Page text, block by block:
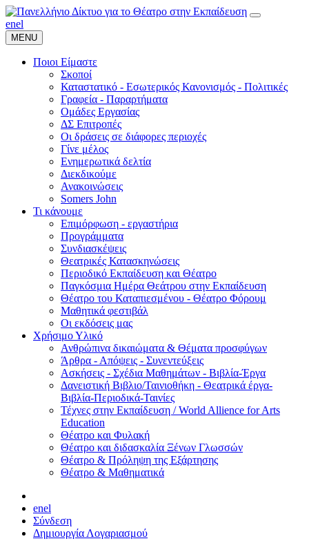
enel
MENU
Ποιοι Είμαστε
Σκοποί
Καταστατικό - Εσωτερικός Κανονισμός - Πολιτικές
Γραφεία - Παραρτήματα
Ομάδες Εργασίας
ΔΣ Επιτροπές
Οι δράσεις σε διάφορες περιοχές
Γίνε μέλος
Ενημερωτικά δελτία
Διεκδικούμε
Ανακοινώσεις
Somers John
Τι κάνουμε
Επιμόρφωση - εργαστήρια
Προγράμματα
Συνδιασκέψεις
Θεατρικές Κατασκηνώσεις
Περιοδικό Εκπαίδευση και Θέατρο
Παγκόσμια Ημέρα Θεάτρου στην Εκπαίδευση
Θέατρο του Καταπιεσμένου - Θέατρο Φόρουμ
Μαθητικά φεστιβάλ
Οι εκδόσεις μας
Χρήσιμο Υλικό
Ανθρώπινα δικαιώματα & Θέματα προσφύγων
Άρθρα - Απόψεις - Συνεντεύξεις
Ασκήσεις - Σχέδια Μαθημάτων - Βιβλία-Έργα
Δανειστική Βιβλιο/Ταινιοθήκη - Θεατρικά έργα-
Βιβλία-Περιοδικά-Ταινίες
Τέχνες στην Εκπαίδευση / World Allience for Arts
Education
Θέατρο και Φυλακή
Θέατρο και διδασκαλία Ξένων Γλωσσών
Θέατρο & Πρόληψη της Εξάρτησης
Θέατρο & Μαθηματικά
enel
Σύνδεση
Δημιουργία Λογαριασμού